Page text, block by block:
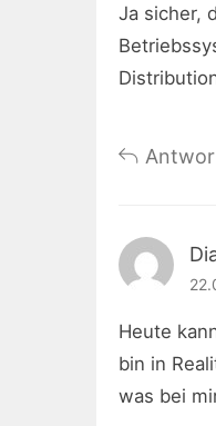
Ja sicher,
Heute
bin in
was bei